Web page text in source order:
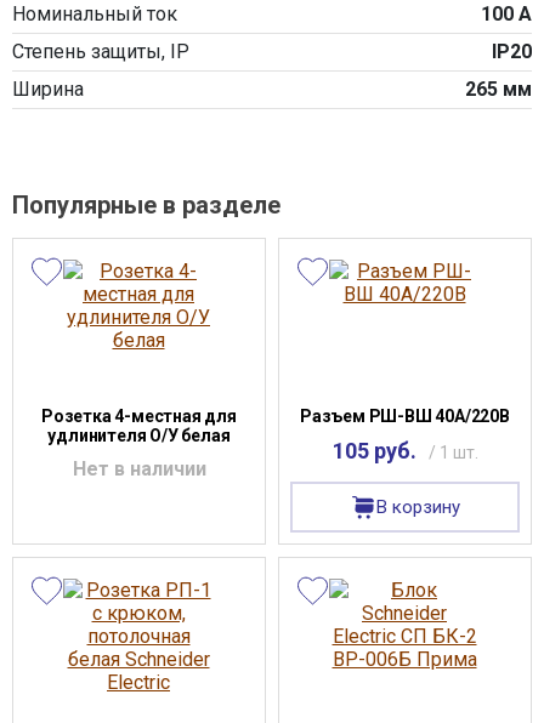
Номинальный ток
100 А
Степень защиты, IP
IP20
Ширина
265 мм
Популярные в разделе
Розетка 4-местная для
удлинителя О/У белая
Нет в наличии
Разъем РШ-ВШ 40А/220В
105 руб. / 1 шт.
В корзину